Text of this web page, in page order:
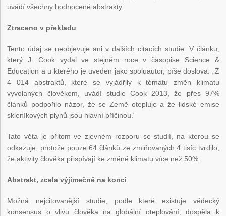
uvádí všechny hodnocené abstrakty.
Ztraceno v překladu
Tento údaj se neobjevuje ani v dalších citacích studie. V článku,
který J. Cook vydal ve stejném roce v časopise Science &
Education a u kterého je uveden jako spoluautor, píše doslova: „Z
4 014 abstraktů, které se vyjádřily k tématu změn klimatu
vyvolaných člověkem, uvádí studie Cook 2013, že přes 97%
článků podpořilo názor, že se Země otepluje a že lidské emise
skleníkových plynů jsou hlavní příčinou.“
Tato věta je přitom ve zjevném rozporu se studií, na kterou se
odkazuje, protože pouze 64 článků ze zmiňovaných 4 tisíc tvrdilo,
že aktivity člověka přispívají ke změně klimatu více než 50%.
Abstrakt, zcela výjimečně na konci
Možná nejcitovanější studie, podle které existuje vědecký
konsensus o vlivu člověka na globální oteplování, dospěla k